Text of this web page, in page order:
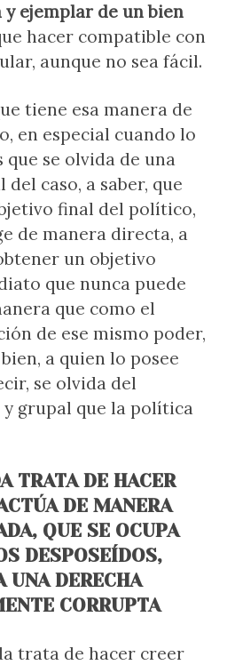
ejemplar de un bien
hacer compatible con
aunque no sea fácil.
tiene esa manera de
en especial cuando lo
que se olvida de una
caso, a saber, que
final del político,
de manera directa, a
un objetivo
que nunca puede
que como el
de ese mismo poder,
a quien lo posee
se olvida del
grupal que la política
TRATA DE HACER
DE MANERA
QUE SE OCUPA
DESPOSEÍDOS,
UNA DERECHA
CORRUPTA
trata de hacer creer